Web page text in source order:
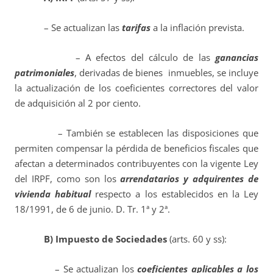
– Se actualizan las tarifas a la inflación prevista.
– A efectos del cálculo de las ganancias
patrimoniales, derivadas de bienes inmuebles, se incluye
la actualización de los coeficientes correctores del valor
de adquisición al 2 por ciento.
– También se establecen las disposiciones que
permiten compensar la pérdida de beneficios fiscales que
afectan a determinados contribuyentes con la vigente Ley
del IRPF, como son losarrendatarios y adquirentes de
vivienda habitualrespecto a los establecidos en la Ley
18/1991, de 6 de junio. D. Tr. 1ª y 2ª.
B) Impuesto de Sociedades (arts. 60 y ss):
– Se actualizan loscoeficientes aplicables a los